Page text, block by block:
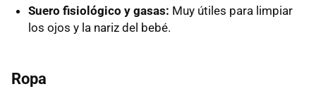
Suero fisiológico y gasas: Muy útiles para limpiar
los ojos y la nariz del bebé.
Ropa